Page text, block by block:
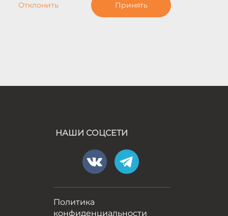
Отклонить Принять
НАШИ СОЦСЕТИ
Политика
конфиденциальности